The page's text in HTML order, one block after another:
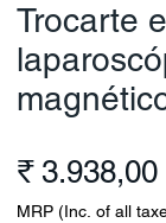
Trocarte
₹ 3.938,00
MRP (Inc. of all